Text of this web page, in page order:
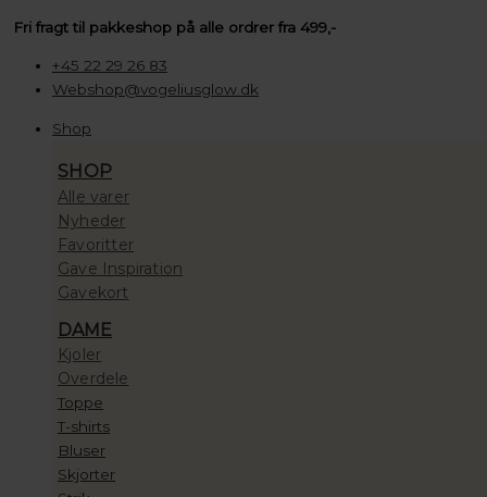
til
indholdet
Fri fragt til pakkeshop på alle ordrer fra 499,-
+45 22 29 26 83
Webshop@vogeliusglow.dk
Shop
SHOP
Alle varer
Nyheder
Favoritter
Gave Inspiration
Gavekort
DAME
Kjoler
Overdele
Toppe
T-shirts
Bluser
Skjorter
………of
Quartz
100,00 kr.
10.000,00 kr.